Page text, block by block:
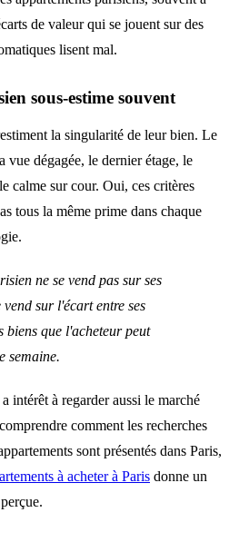
de valeur qui se jouent sur des
lisent mal.
sous-estime souvent
la singularité de leur bien. Le
vue dégagée, le dernier étage, le
calme sur cour. Oui, ces critères
tous la même prime dans chaque
ne se vend pas sur ses
sur l'écart entre ses
biens que l'acheteur peut
semaine.
intérêt à regarder aussi le marché
comment les recherches
sont présentés dans Paris,
à acheter à Paris donne un